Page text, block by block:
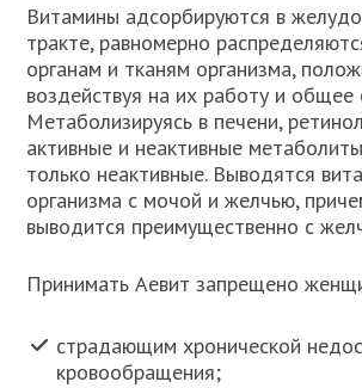
Витамины адсорбируются в
тракте, равномерно
органам и тканям организма,
воздействуя на их работу и общее
Метаболизируясь в печени,
активные и неактивные
только неактивные. Выводятся
организма с мочой и желчью,
выводится преимущественно с
Принимать Аевит запрещено
страдающим хронической
кровообращения;